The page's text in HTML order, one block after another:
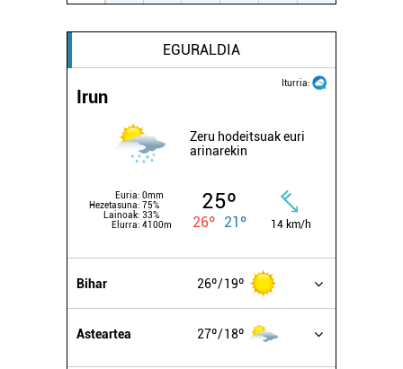
EGURALDIA
Iturria:
Irun
Zeru hodeitsuak euri
arinarekin
Euria: 0mm
Hezetasuna: 75%
Lainoak: 33%
Elurra: 4100m
25º
26º 21º 14 km/h
Bihar 26º 19º
Asteartea 27º 18º